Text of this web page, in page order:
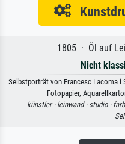
1805 · Öl auf
Nicht
Selbstporträt von Francesc Lacoma i
Fotopapier,
künstler · leinwand · studio ·